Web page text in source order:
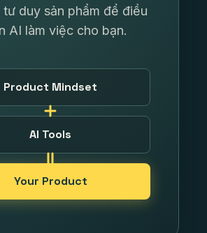
tư duy sản phẩm để điều
AI làm việc cho bạn.
Product Mindset
AI Tools
Your Product